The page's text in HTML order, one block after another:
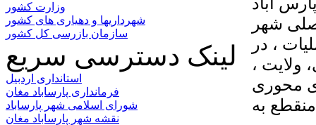
شهر
، در
ولایت ،
محوری
وزارت کشور
شهرداریها و دهیاری های کشور
سازمان بازرسی کل کشور
لینک دسترسی سریع
استانداری اردبیل
فرمانداری پارساباد مغان
شورای اسلامی شهر پارساباد
نقشه شهر پارساباد مغان